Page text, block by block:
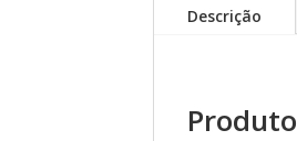
Descrição
Produto